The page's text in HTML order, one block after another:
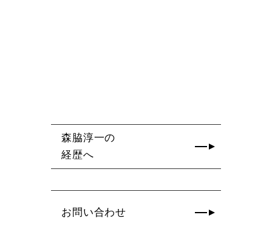
森脇淳一の
経歴へ
お問い合わせ